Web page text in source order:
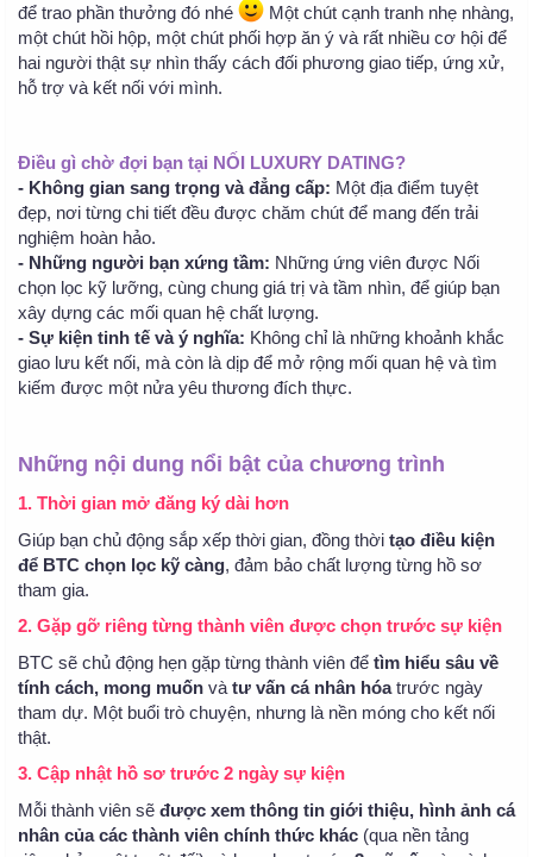
để trao phần thưởng đó nhé
Một chút cạnh tranh nhẹ nhàng,
một chút hồi hộp, một chút phối hợp ăn ý và rất nhiều cơ hội để
hai người thật sự nhìn thấy cách đối phương giao tiếp, ứng xử,
hỗ trợ và kết nối với mình.
Điều gì chờ đợi bạn tại NỐI LUXURY DATING?
- Không gian sang trọng và đẳng cấp: Một địa điểm tuyệt
đẹp, nơi từng chi tiết đều được chăm chút để mang đến trải
nghiệm hoàn hảo.
- Những người bạn xứng tầm: Những ứng viên được Nối
chọn lọc kỹ lưỡng, cùng chung giá trị và tầm nhìn, để giúp bạn
xây dựng các mối quan hệ chất lượng.
- Sự kiện tinh tế và ý nghĩa: Không chỉ là những khoảnh khắc
giao lưu kết nối, mà còn là dịp để mở rộng mối quan hệ và tìm
kiếm được một nửa yêu thương đích thực.
Những nội dung nổi bật của chương trình
1. Thời gian mở đăng ký dài hơn
Giúp bạn chủ động sắp xếp thời gian, đồng thời tạo điều kiện
để BTC chọn lọc kỹ càng, đảm bảo chất lượng từng hồ sơ
tham gia.
2. Gặp gỡ riêng từng thành viên được chọn trước sự kiện
BTC sẽ chủ động hẹn gặp từng thành viên để tìm hiểu sâu về
tính cách, mong muốn và tư vấn cá nhân hóatrước ngày
tham dự. Một buổi trò chuyện, nhưng là nền móng cho kết nối
thật.
3. Cập nhật hồ sơ trước 2 ngày sự kiện
Mỗi thành viên sẽ được xem thông tin giới thiệu, hình ảnh cá
nhân của các thành viên chính thức khác (qua nền tảng